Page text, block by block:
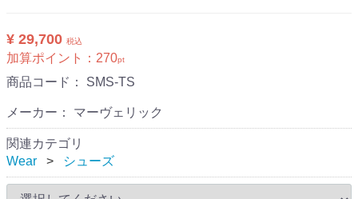
¥ 29,700 税込
加算ポイント： 270pt
商品コード： SMS-TS
メーカー： マーヴェリック
関連カテゴリ
Wear
シューズ